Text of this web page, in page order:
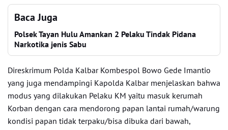
Baca Juga
Polsek Tayan Hulu Amankan 2 Pelaku Tindak Pidana
Narkotika jenis Sabu
Direskrimum Polda Kalbar Kombespol Bowo Gede Imantio
yang juga mendampingi Kapolda Kalbar menjelaskan bahwa
modus yang dilakukan Pelaku KM yaitu masuk kerumah
Korban dengan cara mendorong papan lantai rumah/warung
kondisi papan tidak terpaku/bisa dibuka dari bawah,